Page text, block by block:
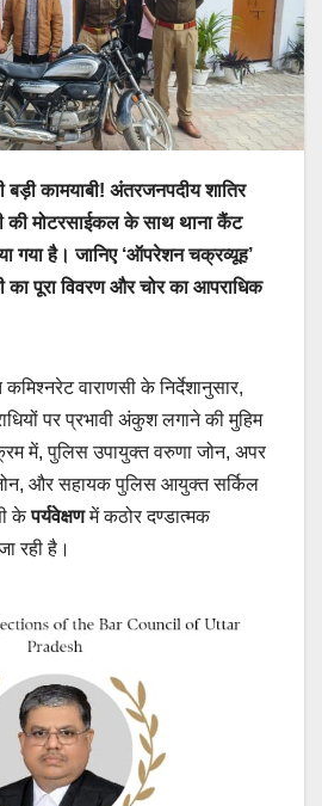
बड़ी कामयाबी! अंतरजनपदीय शातिर
की मोटरसाईकल के साथ थाना कैंट
गया है। जानिए ‘ऑपरेशन चक्रव्यूह’
का पूरा विवरण और चोर का आपराधिक
वाराणसी के निर्देशानुसार,
पर प्रभावी अंकुश लगाने की मुहिम
में, पुलिस उपायुक्त वरुणा जोन, अपर
और सहायक पुलिस आयुक्त सर्किल
केपर्यवेक्षणमें कठोर दण्डात्मक
रही है।